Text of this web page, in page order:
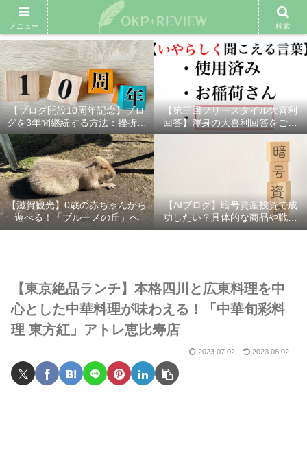
雑記ブログ プロフィール 余興動画 ベスト大喜利 スポ
【ブログ開設10周年記念】ブロ
グを3年間継続する方法：挫折し
ないための7つの秘訣
【第三回フリースタイル大喜利
回答】渾身の大喜利回答をご紹
介！
【滋賀観光】0歳の赤ちゃんから
遊べる！「ブルーメの丘」へ
【AIブログ】暗号資産投資で成
功したい？具体的な商品や戦略
を分かりやすく解説！
【東京絶品ランチ】本格四川と広東料理を中
心とした中華料理が味わえる！「中華旬彩料
理 東方紅」アトレ恵比寿店
2023.07.02 2023.08.02
メニュー 検索